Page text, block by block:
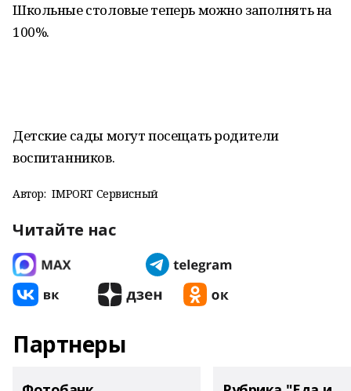
Школьные столовые теперь можно заполнять на
100%.
Детские сады могут посещать родители
воспитанников.
Автор: IMPORT Сервисный
Читайте нас
Партнеры